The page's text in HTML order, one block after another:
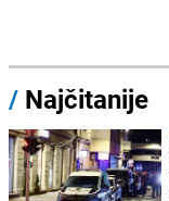
/ Najčitanije